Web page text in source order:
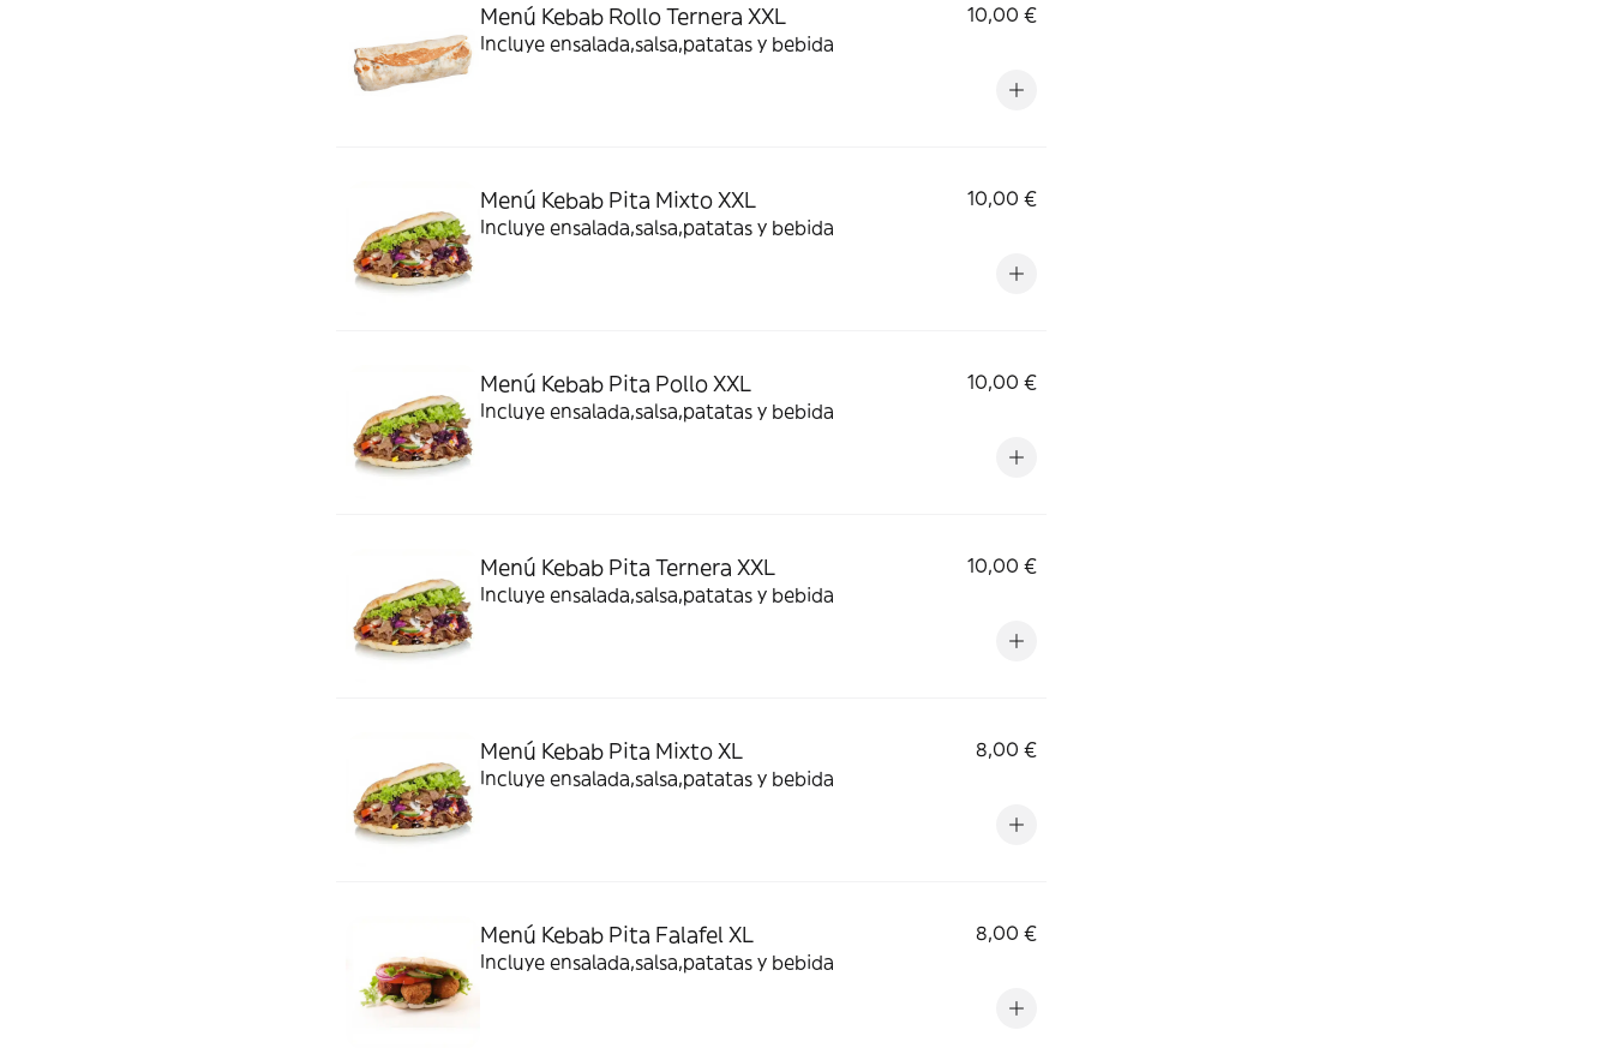
Menú Kebab Rollo Ternera XXL
10,00 €
Incluye ensalada,salsa,patatas y bebida
Menú Kebab Pita Mixto XXL
10,00 €
Incluye ensalada,salsa,patatas y bebida
Menú Kebab Pita Pollo XXL
10,00 €
Incluye ensalada,salsa,patatas y bebida
Menú Kebab Pita Ternera XXL
10,00 €
Incluye ensalada,salsa,patatas y bebida
Menú Kebab Pita Mixto XL
8,00 €
Incluye ensalada,salsa,patatas y bebida
Menú Kebab Pita Falafel XL
8,00 €
Incluye ensalada,salsa,patatas y bebida